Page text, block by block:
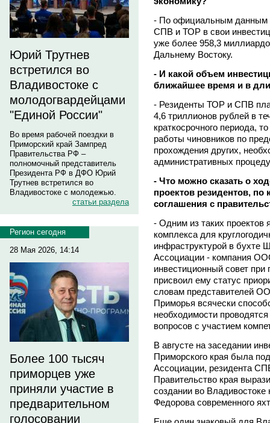
Юрий Трутнев
встретился во
Владивостоке с
молодогвардейцами
"Единой России"
Во время рабочей поездки в
Приморский край Зампред
Правительства РФ –
полномочный представитель
Президента РФ в ДФО Юрий
Трутнев встретился во
Владивостоке с молодежью.
статьи раздела
Регион сегодня
28 Мая 2026, 14:14
Более 100 тысяч
приморцев уже
приняли участие в
предварительном
голосовании
- По официальным данным
СПВ и ТОР в свои
уже более 958,3
Дальнему Востоку.
- И какой объем
ближайшее время и в
- Резиденты ТОР и СПВ
4,6 триллионов рублей в
краткосрочного периода,
работы чиновников по
прохождения других,
административных
- Что можно сказать о
проектов резидентов,
соглашения с
- Одним из таких проектов
комплекса для
инфраструктурой в бухте
Ассоциации - компания
инвестиционный совет при
присвоил ему статус
словам представителей
Приморья всячески
необходимости
вопросов с участием
В августе на заседании
Приморского края была
Ассоциации, резидента
Правительство края
создании во Владивостоке
Федорова современного